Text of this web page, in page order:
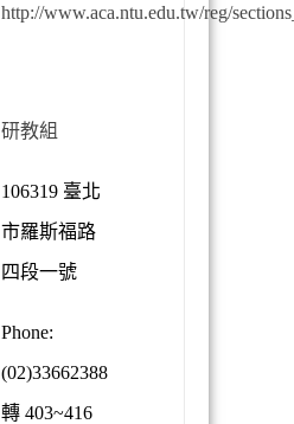
http://www.aca.ntu.edu.tw/reg/
研教組
106319 臺北
市羅斯福路
四段一號
Phone:
(02)33662388
轉403~416